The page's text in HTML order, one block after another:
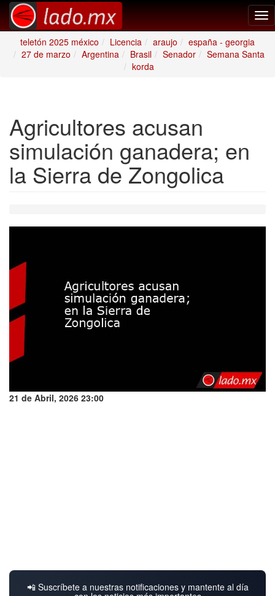
teletón 2025 méxico
Licencia araujo
españa - georgia
27 de marzo
Argentina Brasil Senador
Semana Santa
korda
Agricultores acusan
simulación ganadera; en
la Sierra de Zongolica
21 de Abril, 2026 23:00
📲 Suscríbete a nuestras notificaciones y mantente al día